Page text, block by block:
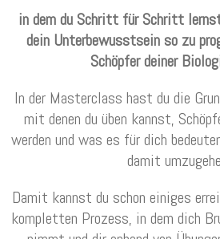
in dem du Schritt für Schritt
dein Unterbewusstsein so zu
Schöpfer deiner
In der Masterclass hast du die
mit denen du üben kannst,
werden und was es für dich
damit
Damit kannst du schon einiges
kompletten Prozess, in dem dich